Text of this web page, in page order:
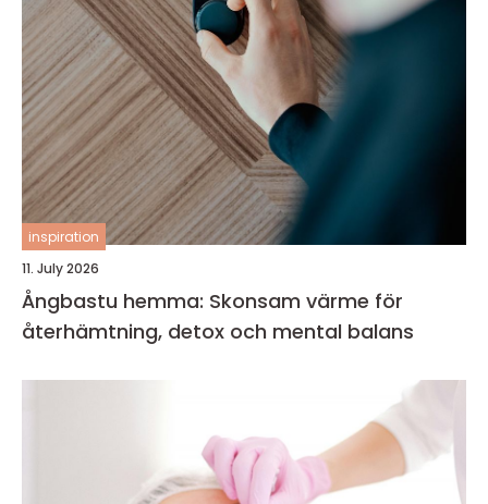
inspiration
11. July 2026
Ångbastu hemma: Skonsam värme för
återhämtning, detox och mental balans